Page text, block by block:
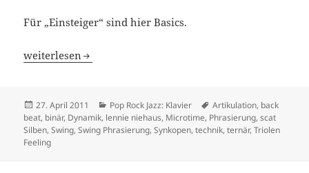
Für „Einsteiger“ sind hier Basics.
SWING: RHYTHMISCHE GRUNDLAGEN + PHRASIERUNG
weiterlesen
Veröffentlicht
am
27. April 2011 Kategorien
Pop Rock Jazz: Klavier Schlagwörter
Artikulation, back
beat, binär, Dynamik, lennie niehaus, Microtime, Phrasierung,scat
Silben,Swing,Swing Phrasierung,Synkopen,technik,ternär,Triolen
Feeling